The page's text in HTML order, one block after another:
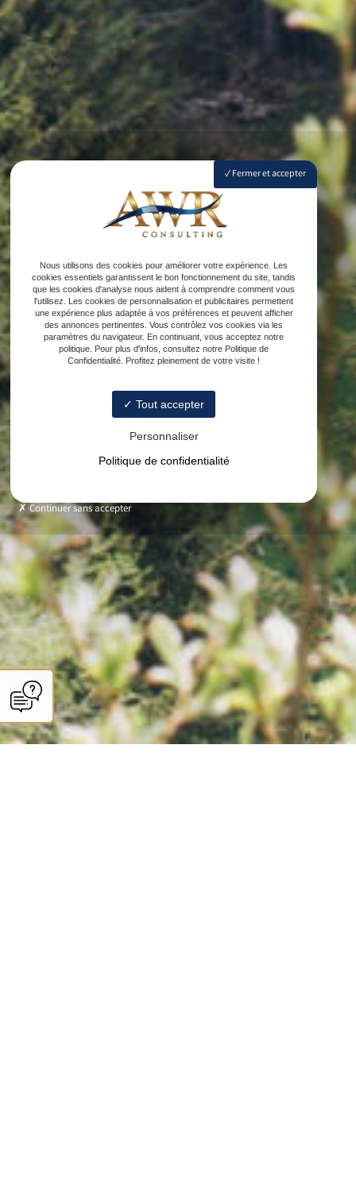
Fermer et accepter
Nous utilisons des cookies pour améliorer votre expérience. Les
cookies essentiels garantissent le bon fonctionnement du site, tandis
que les cookies d'analyse nous aident à comprendre comment vous
l'utilisez. Les cookies de personnalisation et publicitaires permettent
une expérience plus adaptée à vos préférences et peuvent afficher
des annonces pertinentes. Vous contrôlez vos cookies via les
paramètres du navigateur. En continuant, vous acceptez notre
politique. Pour plus d'infos, consultez notre Politique de
Confidentialité. Profitez pleinement de votre visite !
Tout accepter
Personnaliser
Politique de confidentialité
Continuer sans accepter